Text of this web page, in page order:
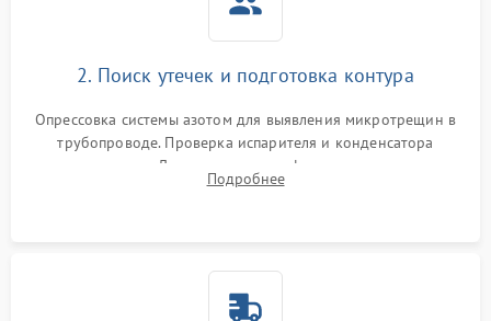
2. Поиск утечек и подготовка контура
Опрессовка системы азотом для выявления микротрещин в
трубопроводе. Проверка испарителя и конденсатора
течеискателем. Демонтаж старого фильтра-осушителя и
продувка капиллярной трубки для устранения засоров.
Подробнее